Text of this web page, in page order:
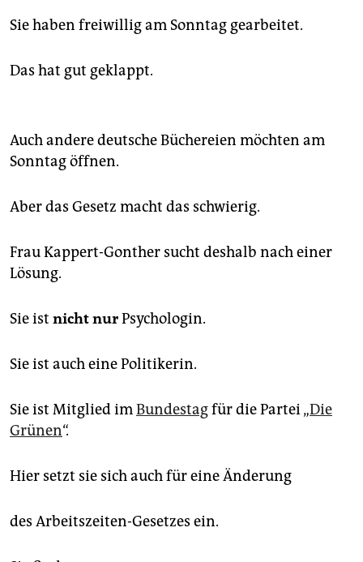
Sie haben freiwillig am Sonntag gearbeitet.
Das hat gut geklappt.
Auch andere deutsche Büchereien möchten am
Sonntag öffnen.
Aber das Gesetz macht das schwierig.
Frau Kappert-Gonther sucht deshalb nach einer
Lösung.
Sie ist nichtnurPsychologin.
Sie ist auch eine Politikerin.
Sie ist Mitglied imBundestagfür die Partei „Die
Grünen“.
Hier setzt sie sich auch für eine Änderung
des Arbeitszeiten-Gesetzes ein.